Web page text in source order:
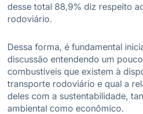
desse total 88,9% diz respeito
rodoviário.
Dessa forma, é fundamental
discussão entendendo um
combustíveis que existem à
transporte rodoviário e qual a
deles com a sustentabilidade,
ambiental como econômico.